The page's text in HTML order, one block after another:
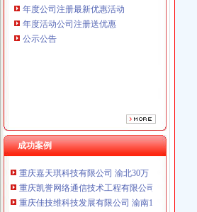
年度公司注册最新优惠活动
年度活动公司注册送优惠
公示公告
成功案例
重庆麦克斯韦电气技术有限公司 渝新 （工商注
重庆科米克商贸有限责任公司 渝北50万 （工商
重庆欧氏科技发展有限公司 渝九50万 （进出口
重庆嘉天琪科技有限公司 渝北30万 （工商注册）
重庆凯誉网络通信技术工程有限公司 渝中300
重庆佳技维科技发展有限公司 渝南100万 （进出
上海兆妩贸易有限公司重庆龙湖·北城天街分公